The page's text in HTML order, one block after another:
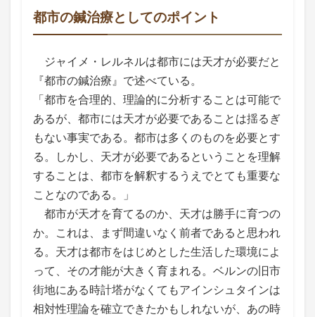
都市の鍼治療としてのポイント
ジャイメ・レルネルは都市には天才が必要だと
『都市の鍼治療』で述べている。
「都市を合理的、理論的に分析することは可能で
あるが、都市には天才が必要であることは揺るぎ
もない事実である。都市は多くのものを必要とす
る。しかし、天才が必要であるということを理解
することは、都市を解釈するうえでとても重要な
ことなのである。」
都市が天才を育てるのか、天才は勝手に育つの
か。これは、まず間違いなく前者であると思われ
る。天才は都市をはじめとした生活した環境によ
って、その才能が大きく育まれる。ベルンの旧市
街地にある時計塔がなくてもアインシュタインは
相対性理論を確立できたかもしれないが、あの時